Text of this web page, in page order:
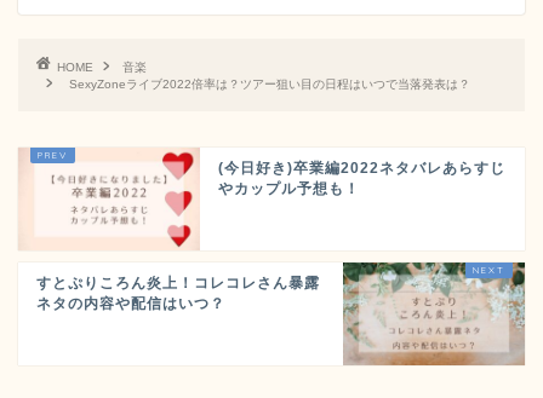
HOME
音楽
SexyZoneライブ2022倍率は？ツアー狙い目の日程はいつで当落発表は？
(今日好き)卒業編2022ネタバレあらすじ
やカップル予想も！
すとぷりころん炎上！コレコレさん暴露
ネタの内容や配信はいつ？